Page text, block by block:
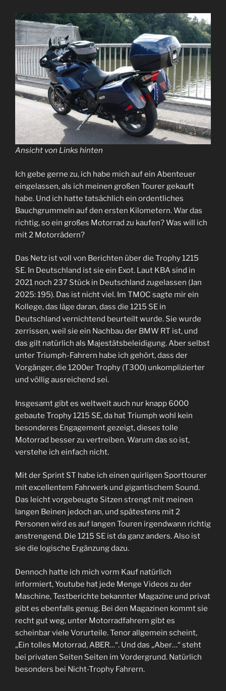
Ansicht von Links hinten
Ich gebe gerne zu, ich habe mich auf ein Abenteuer
eingelassen, als ich meinen großen Tourer gekauft
habe. Und ich hatte tatsächlich ein ordentliches
Bauchgrummeln auf den ersten Kilometern. War das
richtig, so ein großes Motorrad zu kaufen? Was will ich
mit 2 Motorrädern?
Das Netz ist voll von Berichten über die Trophy 1215
SE. In Deutschland ist sie ein Exot. Laut KBA sind in
2021 noch 237 Stück in Deutschland zugelassen (Jan
2025: 195). Das ist nicht viel. Im TMOC sagte mir ein
Kollege, das läge daran, dass die 1215 SE in
Deutschland vernichtend beurteilt wurde. Sie wurde
zerrissen, weil sie ein Nachbau der BMW RT ist, und
das gilt natürlich als Majestätsbeleidigung. Aber selbst
unter Triumph-Fahrern habe ich gehört, dass der
Vorgänger, die 1200er Trophy (T300) unkomplizierter
und völlig ausreichend sei.
Insgesamt gibt es weltweit auch nur knapp 6000
gebaute Trophy 1215 SE, da hat Triumph wohl kein
besonderes Engagement gezeigt, dieses tolle
Motorrad besser zu vertreiben. Warum das so ist,
verstehe ich einfach nicht.
Mit der Sprint ST habe ich einen quirligen Sporttourer
mit excellentem Fahrwerk und gigantischem Sound.
Das leicht vorgebeugte Sitzen strengt mit meinen
langen Beinen jedoch an, und spätestens mit 2
Personen wird es auf langen Touren irgendwann richtig
anstrengend. Die 1215 SE ist da ganz anders. Also ist
sie die logische Ergänzung dazu.
Dennoch hatte ich mich vorm Kauf natürlich
informiert, Youtube hat jede Menge Videos zu der
Maschine, Testberichte bekannter Magazine und privat
gibt es ebenfalls genug. Bei den Magazinen kommt sie
recht gut weg, unter Motorradfahrern gibt es
scheinbar viele Vorurteile. Tenor allgemein scheint,
„Ein tolles Motorrad, ABER…“. Und das „Aber…“ steht
bei privaten Seiten Seiten im Vordergrund. Natürlich
besonders bei Nicht-Trophy Fahrern.